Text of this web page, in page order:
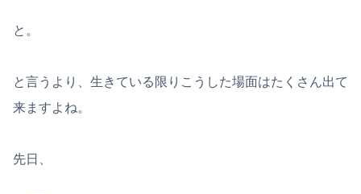
と。
と言うより、生きている限りこうした場面はたくさん出て
来ますよね。
先日、